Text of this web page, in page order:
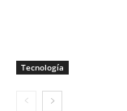
Tecnología